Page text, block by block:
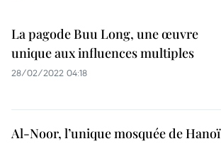
La pagode Buu Long, une œuvre
unique aux influences multiples
28/02/2022 04:18
Al-Noor, l’unique mosquée de Hanoï